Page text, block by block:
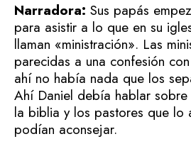
Narradora: Sus papás
para asistir a lo que en su
llaman «ministración». Las
parecidas a una confesión
ahí no había nada que los
Ahí Daniel debía hablar
la biblia y los pastores que lo
podían aconsejar.